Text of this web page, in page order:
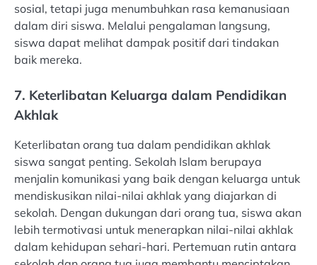
sosial, tetapi juga menumbuhkan rasa kemanusiaan
dalam diri siswa. Melalui pengalaman langsung,
siswa dapat melihat dampak positif dari tindakan
baik mereka.
7. Keterlibatan Keluarga dalam Pendidikan
Akhlak
Keterlibatan orang tua dalam pendidikan akhlak
siswa sangat penting. Sekolah Islam berupaya
menjalin komunikasi yang baik dengan keluarga untuk
mendiskusikan nilai-nilai akhlak yang diajarkan di
sekolah. Dengan dukungan dari orang tua, siswa akan
lebih termotivasi untuk menerapkan nilai-nilai akhlak
dalam kehidupan sehari-hari. Pertemuan rutin antara